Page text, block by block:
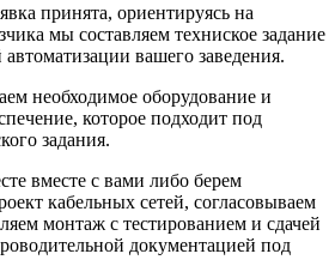
принята, ориентируясь на
мы составляем техниское задание
вашего заведения.
необходимое оборудование и
которое подходит под
задания.
вместе с вами либо берем
кабельных сетей, согласовываем
монтаж с тестированием и сдачей
документацией под